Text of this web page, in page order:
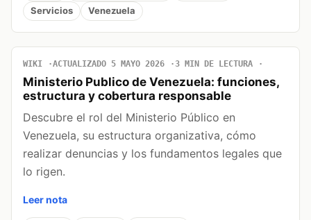
Servicios
Venezuela
WIKI ACTUALIZADO 5 MAYO 2026 3 MIN DE LECTURA
Ministerio Publico de Venezuela: funciones,
estructura y cobertura responsable
Descubre el rol del Ministerio Público en
Venezuela, su estructura organizativa, cómo
realizar denuncias y los fundamentos legales que
lo rigen.
Leer nota